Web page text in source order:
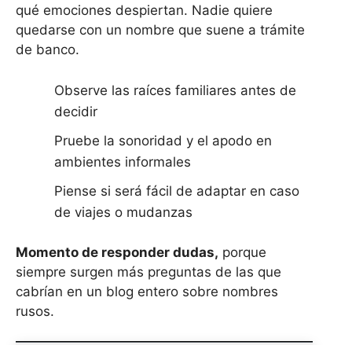
qué emociones despiertan. Nadie quiere
quedarse con un nombre que suene a trámite
de banco.
Observe las raíces familiares antes de
decidir
Pruebe la sonoridad y el apodo en
ambientes informales
Piense si será fácil de adaptar en caso
de viajes o mudanzas
Momento de responder dudas, porque
siempre surgen más preguntas de las que
cabrían en un blog entero sobre nombres
rusos.